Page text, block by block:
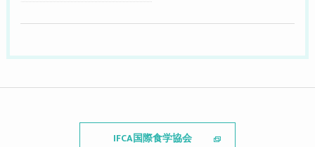
IFCA国際食学協会